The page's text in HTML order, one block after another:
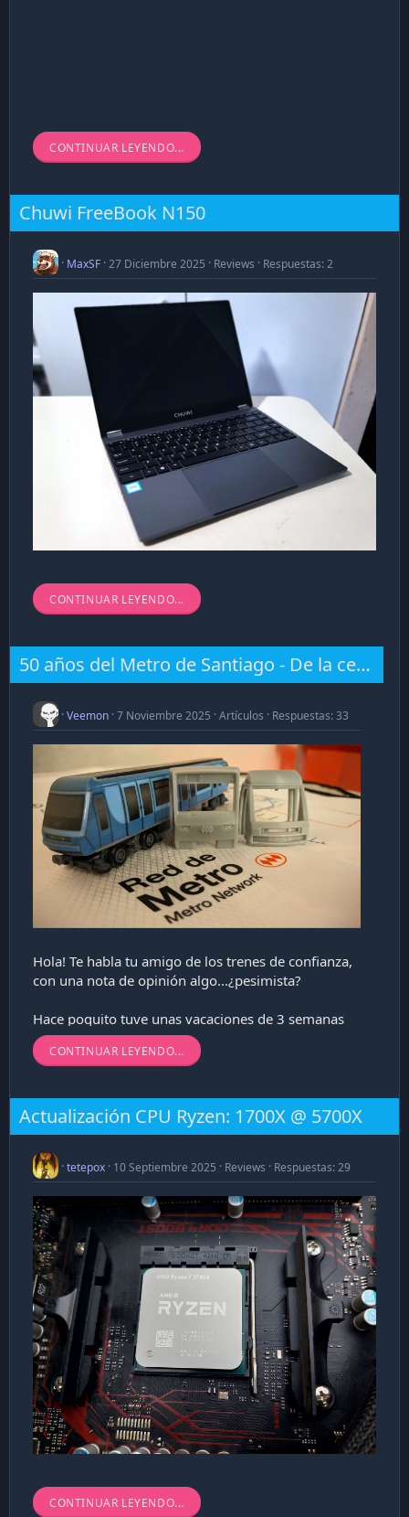
CONTINUAR LEYENDO...
Chuwi FreeBook N150
MaxSF 27 Diciembre 2025 Reviews Respuestas: 2
Introducción
Chuwies un fabricante de dispositivos electrónicos
vendenmuy pocosde sus...
CONTINUAR LEYENDO...
50 años del Metro de Santiago - De la celebración a la decadencia -
Veemon 7 Noviembre 2025 Artículos Respuestas: 33
Hola! Te habla tu amigo de los trenes de confianza,
con una nota de opinión algo...¿pesimista?
Hace poquito tuve unas vacaciones de 3 semanas
en México (Si, me repetí el plato) y me sirvió para
darme cuenta de algunas cosas las cuales ya...
CONTINUAR LEYENDO...
Actualización CPU Ryzen: 1700X @ 5700X
tetepox 10 Septiembre 2025 Reviews Respuestas: 29
Vengo a dejar un simple testimonio (review) de mi
actualización de CPU, sin mayor aspiración que
CONTINUAR LEYENDO...